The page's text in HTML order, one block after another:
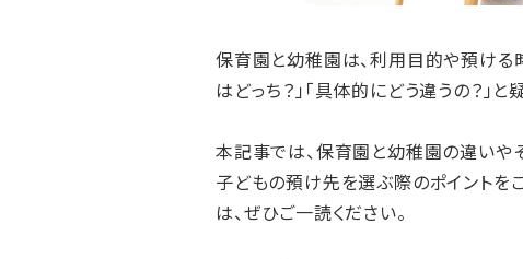
保育園と幼稚園は、利用目的や預ける
はどっち？」「具体的にどう違うの？」
本記事では、保育園と幼稚園の違いやそ
子どもの預け先を選ぶ際のポイントを
は、ぜひご一読ください。